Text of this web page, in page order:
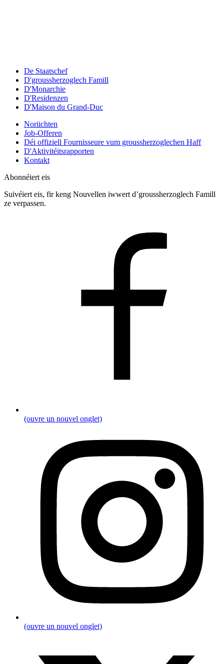
De Staatschef
D'groussherzoglech Famill
D'Monarchie
D'Residenzen
D'Maison du Grand-Duc
Noriichten
Job-Offeren
Déi offiziell Fournisseure vum groussherzoglechen Haff
D'Aktivitéitsrapporten
Kontakt
Abonnéiert eis
Suivéiert eis, fir keng Nouvellen iwwert d’groussherzoglech Famill
ze verpassen.
(ouvre un nouvel onglet)
(ouvre un nouvel onglet)